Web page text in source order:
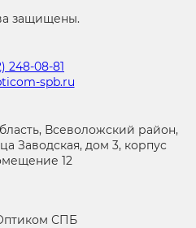
защищены.
248-08-81
spb.ru
Всеволожский район,
Заводская, дом 3, корпус
12
СПБ